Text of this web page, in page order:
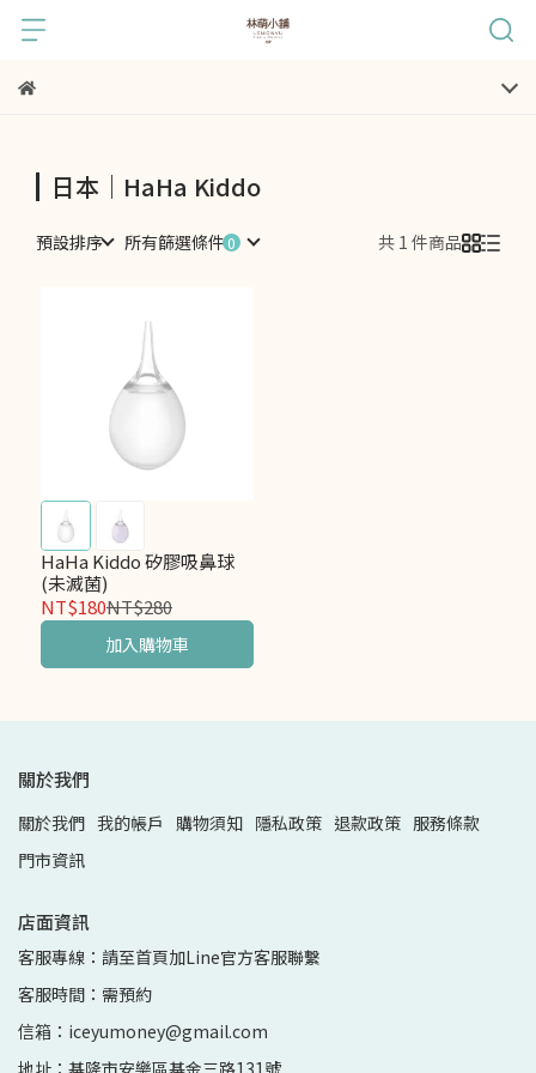
日本｜HaHa Kiddo
預設排序 所有篩選條件 共 1 件商品
HaHa Kiddo 矽膠吸鼻球
(未滅菌)
NT$180NT$280
加入購物車
關於我們
關於我們 我的帳戶 購物須知 隱私政策 退款政策 服務條款
門市資訊
店面資訊
客服專線：請至首頁加Line官方客服聯繫
客服時間：需預約
信箱：iceyumoney@gmail.com
地址：基隆市安樂區基金三路131號